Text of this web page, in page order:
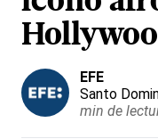
EFE
Santo
min de